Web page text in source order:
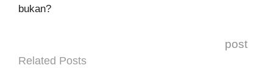
bukan?
post
Related Posts